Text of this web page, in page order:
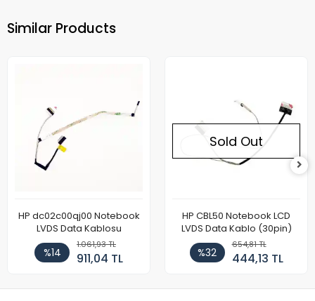
Similar Products
HP dc02c00qj00 Notebook
LVDS Data Kablosu
%14
1.061,93 TL
911,04 TL
Sold Out
HP CBL50 Notebook LCD
LVDS Data Kablo (30pin)
%32
654,81 TL
444,13 TL